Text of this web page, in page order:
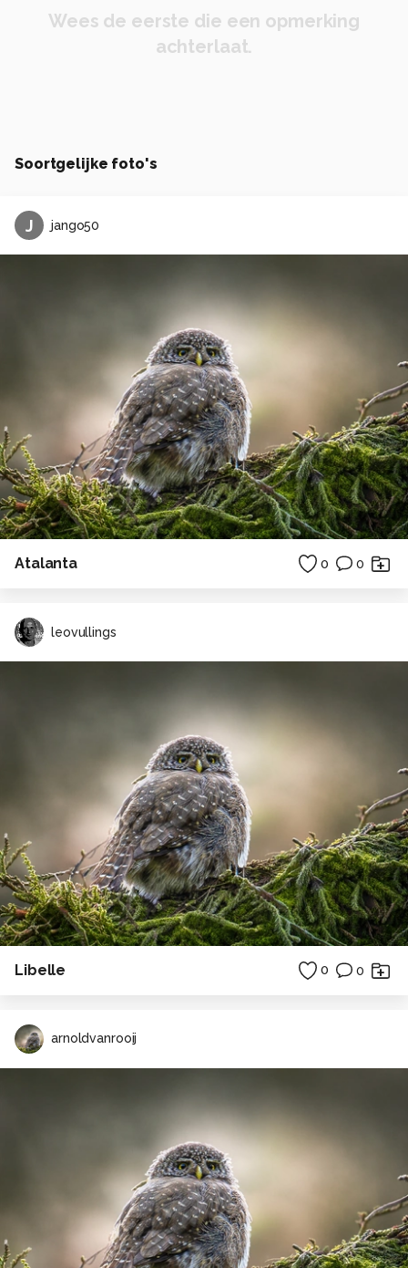
Wees de eerste die een opmerking
achterlaat.
Soortgelijke foto's
J jango50
Atalanta 0 0
leovullings
Libelle 0 0
arnoldvanrooij